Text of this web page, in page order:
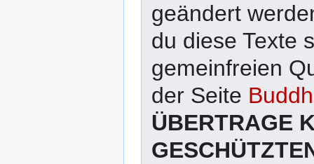
geändert
du diese Texte
gemeinfreien
der Seite
ÜBERTRAGE